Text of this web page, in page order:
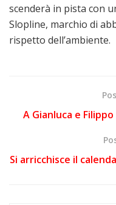
scenderà in pista con
Slopline, marchio di
rispetto dell’ambiente.
A Gianluca e
Si arricchisce il